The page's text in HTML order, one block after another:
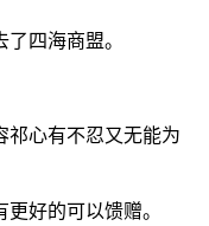
四海商盟。
祁心有不忍又无能为
好的可以馈赠。